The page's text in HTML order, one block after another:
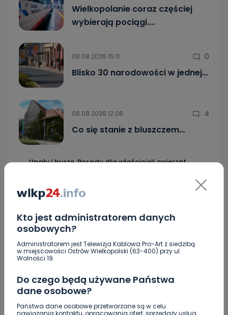
Kto jest administratorem danych
osobowych?
Administratorem jest Telewizja Kablowa Pro-Art z siedzibą
w miejscowości Ostrów Wielkopolski (63-400) przy ul.
Wolności 19.
Do czego będą używane Państwa
dane osobowe?
Państwa dane osobowe przetwarzane są w celu
nawiązania kontaktu, opracowania ofert, sprzedaży usług
Wielkopolanie coraz częściej
wybierają pociągi.…
08.08.2026 15:11 0
Blisko 30 narodowości w jednej…
08.08.2026 12:08 4
Co się stanie z bluszczem…
Upały i burze. Porady dla właścicieli zwierząt
Raulin, Witkowska, Marciniak, Kowalska. "Odyseja
Antonińska" dzień drugi [FOTO]
Auto rozbite na drzewie. Poszkodowani nie mogli z
niego wyjść [FOTO]
Nastolatek w szpitalu po zderzeniu osobówki z
motocyklem
Uważaj na oszustwo! Przychodzą maile z
fałszywego e-Urzędu Skarbowego
Jak wybrać prostownicę do włosów puszących się i